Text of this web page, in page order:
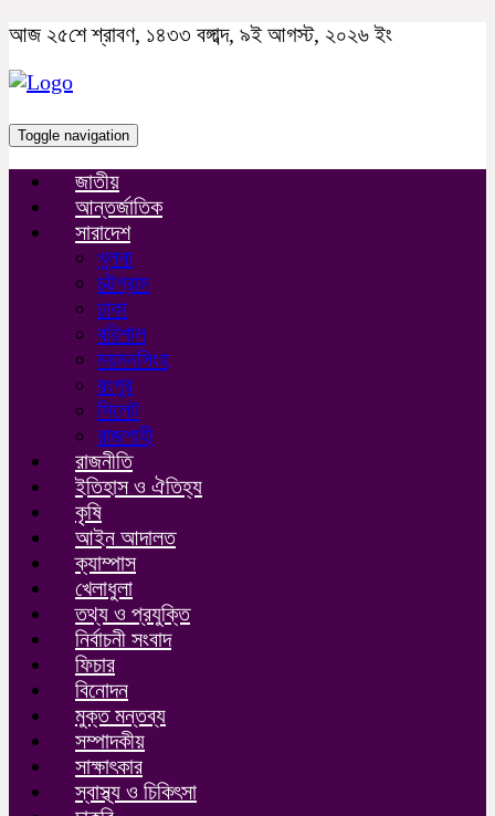
আজ ২৫শে শ্রাবণ, ১৪৩৩ বঙ্গাব্দ, ৯ই আগস্ট, ২০২৬ ইং
Toggle navigation
জাতীয়
আন্তর্জাতিক
সারাদেশ
খুলনা
চট্টগ্রাম
ঢাকা
বরিশাল
ময়মনসিংহ
রংপুর
সিলেট
রাজশাহী
রাজনীতি
ইতিহাস ও ঐতিহ্য
কৃষি
আইন আদালত
ক্যাম্পাস
খেলাধুলা
তথ্য ও প্রযুক্তি
নির্বাচনী সংবাদ
ফিচার
বিনোদন
মুক্ত মন্তব্য
সম্পাদকীয়
সাক্ষাৎকার
স্বাস্থ্য ও চিকিৎসা